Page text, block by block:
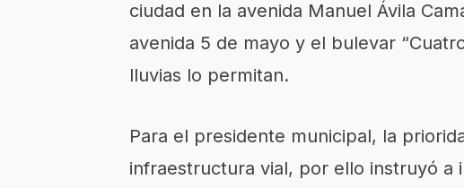
ciudad en la avenida Manuel Ávila
avenida 5 de mayo y el bulevar
lluvias lo permitan.
Para el presidente municipal, la
infraestructura vial, por ello instruyó